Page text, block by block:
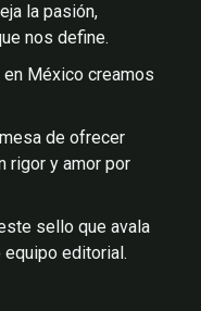
la pasión,
nos define.
en México creamos
de ofrecer
rigor y amor por
sello que avala
equipo editorial.